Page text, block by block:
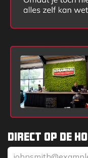
Direct op de